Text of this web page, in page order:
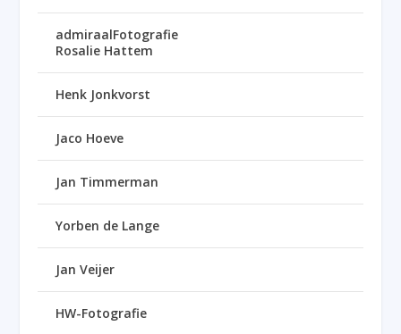
admiraalFotografie
Rosalie Hattem
Henk Jonkvorst
Jaco Hoeve
Jan Timmerman
Yorben de Lange
Jan Veijer
HW-Fotografie